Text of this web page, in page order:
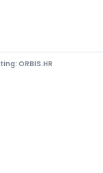
ORBIS.HR